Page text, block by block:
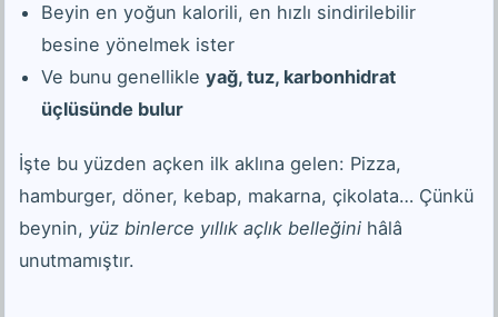
Beyin en yoğun kalorili, en hızlı sindirilebilir
besine yönelmek ister
Ve bunu genellikle yağ, tuz, karbonhidrat
üçlüsünde bulur
İşte bu yüzden açken ilk aklına gelen: Pizza,
hamburger, döner, kebap, makarna, çikolata… Çünkü
beynin, yüz binlerce yıllık açlık belleğini hâlâ
unutmamıştır.